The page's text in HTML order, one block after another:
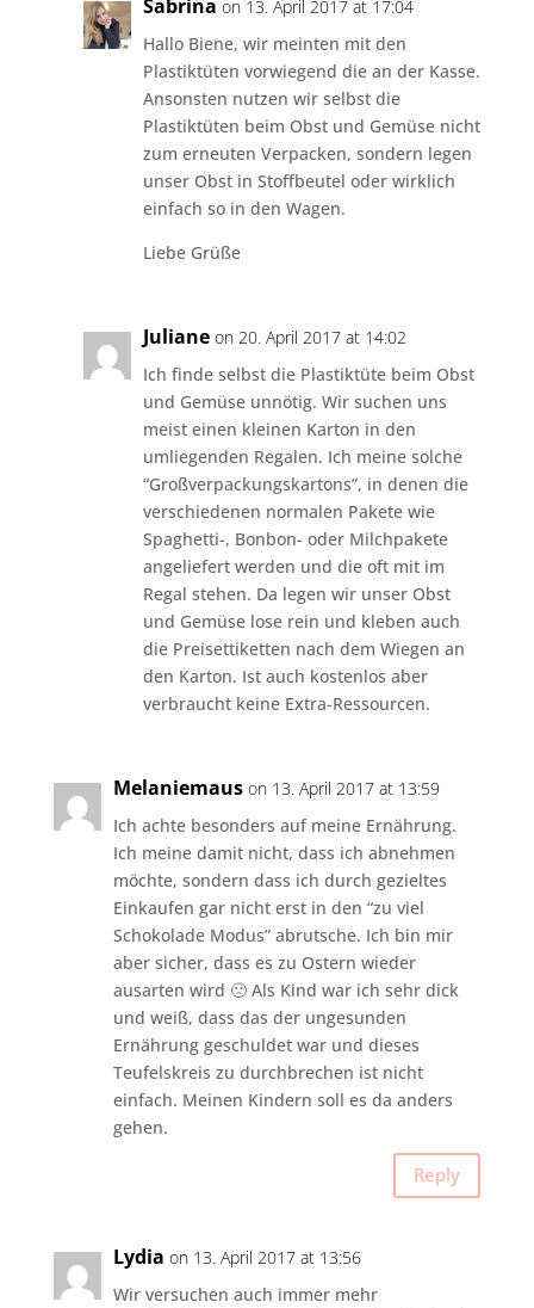
Sabrina on 13. April 2017 at 17:04
Hallo Biene, wir meinten mit den
Plastiktüten vorwiegend die an der Kasse.
Ansonsten nutzen wir selbst die
Plastiktüten beim Obst und Gemüse nicht
zum erneuten Verpacken, sondern legen
unser Obst in Stoffbeutel oder wirklich
einfach so in den Wagen.
Liebe Grüße
Juliane on 20. April 2017 at 14:02
Ich finde selbst die Plastiktüte beim Obst
und Gemüse unnötig. Wir suchen uns
meist einen kleinen Karton in den
umliegenden Regalen. Ich meine solche
“Großverpackungskartons”, in denen die
verschiedenen normalen Pakete wie
Spaghetti-, Bonbon- oder Milchpakete
angeliefert werden und die oft mit im
Regal stehen. Da legen wir unser Obst
und Gemüse lose rein und kleben auch
die Preisettiketten nach dem Wiegen an
den Karton. Ist auch kostenlos aber
verbraucht keine Extra-Ressourcen.
Melaniemaus on 13. April 2017 at 13:59
Ich achte besonders auf meine Ernährung.
Ich meine damit nicht, dass ich abnehmen
möchte, sondern dass ich durch gezieltes
Einkaufen gar nicht erst in den “zu viel
Schokolade Modus” abrutsche. Ich bin mir
aber sicher, dass es zu Ostern wieder
ausarten wird 🙁 Als Kind war ich sehr dick
und weiß, dass das der ungesunden
Ernährung geschuldet war und dieses
Teufelskreis zu durchbrechen ist nicht
einfach. Meinen Kindern soll es da anders
gehen.
Reply
Lydia on 13. April 2017 at 13:56
Wir versuchen auch immer mehr